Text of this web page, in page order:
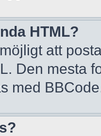
HTML?
att
Den mesta
med